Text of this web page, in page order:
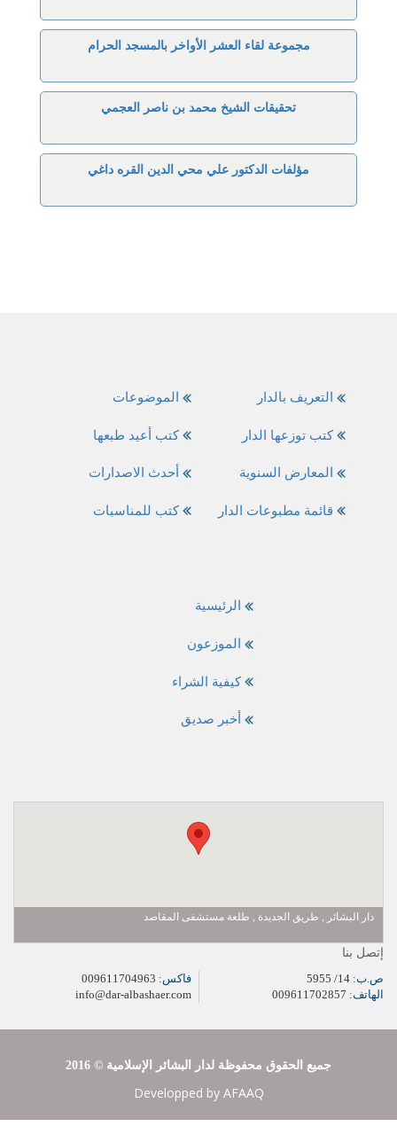
مجموعة لقاء العشر الأواخر بالمسجد الحرام
تحقيقات الشيخ محمد بن ناصر العجمي
مؤلفات الدكتور علي محي الدين القره داغي
الموضوعات
كتب أعيد طبعها
أحدث الاصدارات
كتب للمناسبات
التعريف بالدار
كتب توزعها الدار
المعارض السنوية
قائمة مطبوعات الدار
الرئيسية
الموزعون
كيفية الشراء
أخبر صديق
دار البشائر , طريق الجديدة , طلعة مستشفى المقاصد
إتصل بنا
ص.ب:
الهاتف:
فاكس:
info@dar-albashaer.com
2016 © جميع الحقوق محفوظة لدار البشائر الإسلامية
Developped by AFAAQ